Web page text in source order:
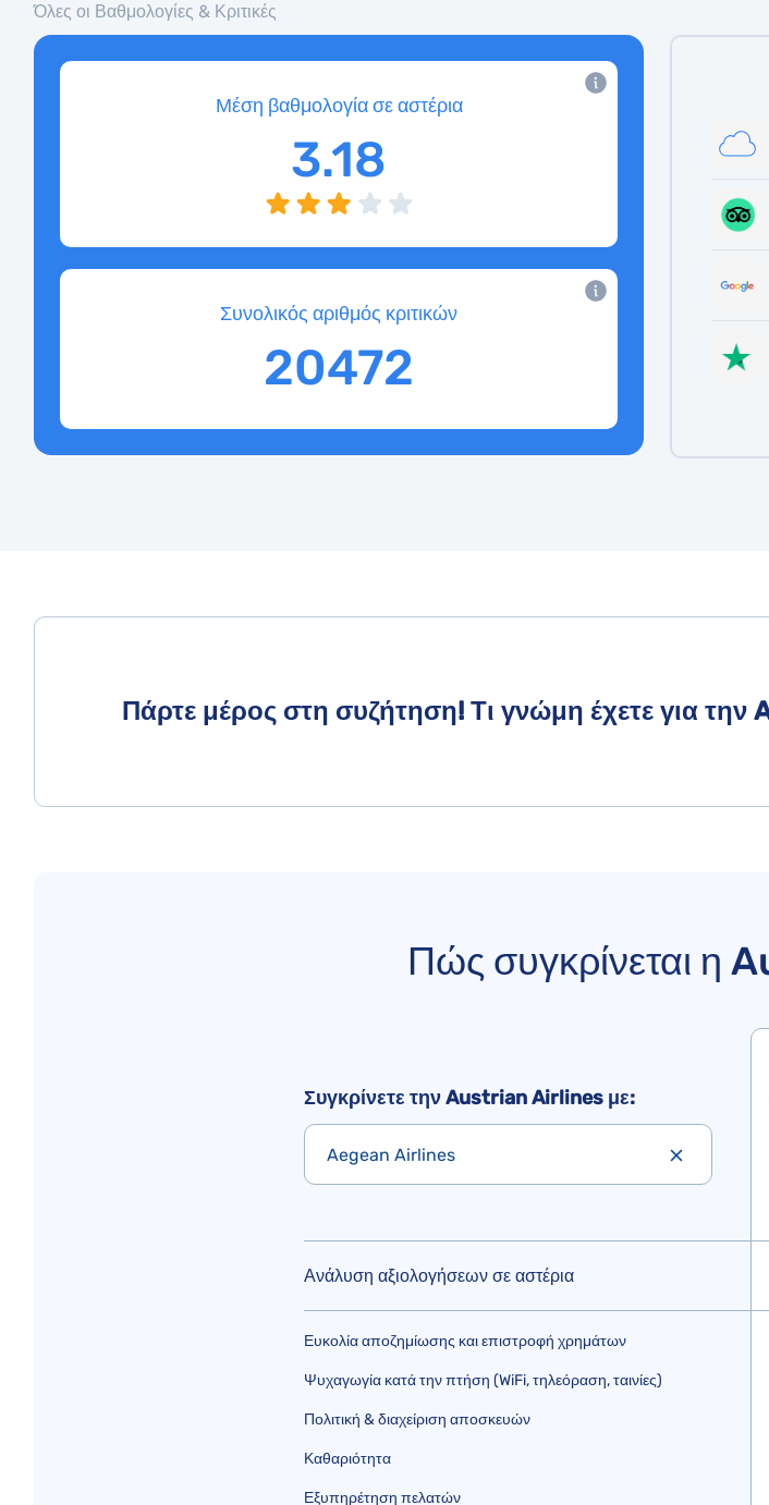
Όλες οι Βαθμολογίες & Κριτικές
Μέση βαθμολογία σε αστέρια
3.18
Συνολικός αριθμός κριτικών
20472
Πάρτε μέρος στη συζήτηση! Τι γνώμη έχετε για
Πώς συγκρίνεται
Συγκρίνετε την Austrian Airlines με:
Aegean Airlines
Ανάλυση αξιολογήσεων σε αστέρια
Ευκολία αποζημίωσης και επιστροφή χρημάτων
Ψυχαγωγία κατά την πτήση (WiFi, τηλεόραση, ταινίες)
Πολιτική & διαχείριση αποσκευών
Καθαριότητα
Εξυπηρέτηση πελατών